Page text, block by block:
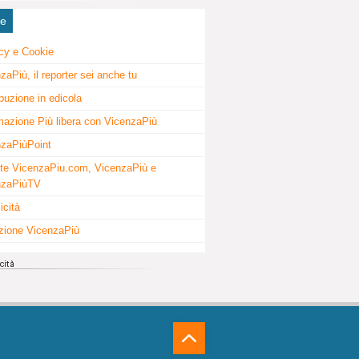
e Cookie
il reporter sei anche tu
in edicola
Più libera con VicenzaPiù
VicenzaPiu.com, VicenzaPiù e
VicenzaPiù